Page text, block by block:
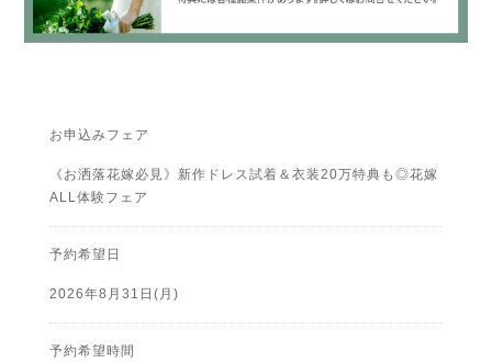
お申込みフェア
《お洒落花嫁必見》新作ドレス試着＆衣装20万特典も◎花嫁
ALL体験フェア
予約希望日
2026年8月31日(月)
予約希望時間